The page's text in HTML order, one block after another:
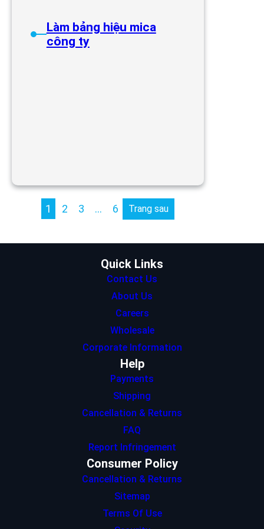
Làm bảng hiệu mica
công ty
1 2 3 … 6 Trang sau
Quick Links
Contact Us
About Us
Careers
Wholesale
Corporate Information
Help
Payments
Shipping
Cancellation & Returns
FAQ
Report Infringement
Consumer Policy
Cancellation & Returns
Sitemap
Terms Of Use